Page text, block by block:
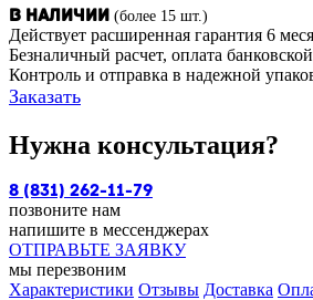
В наличии (более 15 шт.)
Действует расширенная гарантия 6
Безналичный расчет, оплата
Контроль и отправка в надежной
Заказать
Нужна консультация?
8 (831) 262-11-79
позвоните нам
напишите в мессенджерах
ОТПРАВЬТЕ ЗАЯВКУ
мы перезвоним
Характеристики Отзывы Доставка